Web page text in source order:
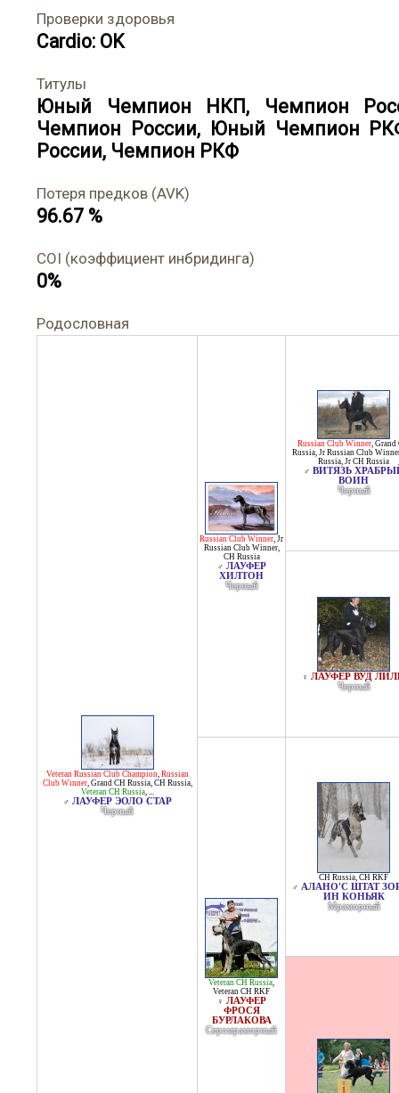
Проверки здоровья
Cardio: OK
Титулы
Юный Чемпион НКП, Чемпион
Чемпион России, Юный Чемпион
России, Чемпион РКФ
Потеря предков (AVK)
96.67 %
COI (коэффициент инбридинга)
0%
Родословная
Veteran Russian Club Champion, Russian
Club Winner, Grand CH Russia, CH Russia,
Veteran CH Russia, ...
♂ ЛАУФЕР ЭОЛО СТАР
Черный
Russian Club Winner, Jr
Russian Club Winner,
CH Russia
♂ ЛАУФЕР
ХИЛТОН
Черный
Russian Club Winner, Grand
Russia, Jr Russian Club
Russia, Jr CH Russia
♂ ВИТЯЗЬ
ВОИН
Черный
♀ ЛАУФЕР ВУД
Черный
Veteran CH Russia,
Veteran CH RKF
♀ ЛАУФЕР
ФРОСЯ
БУРЛАКОВА
Серомраморный
CH Russia, CH RKF
♂ АЛАНО'С ШТАТ
ИН КОНЬЯК
Мраморный